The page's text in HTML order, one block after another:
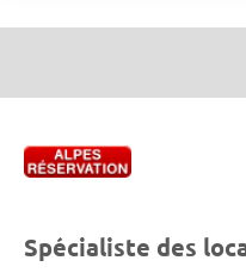
Spécialiste des